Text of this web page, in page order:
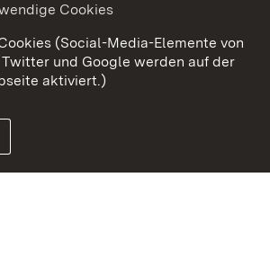
Benutzungshinweise
Cookies
Cookies
(Social-Media-Elemente von
und Google werden auf der
aktiviert.)